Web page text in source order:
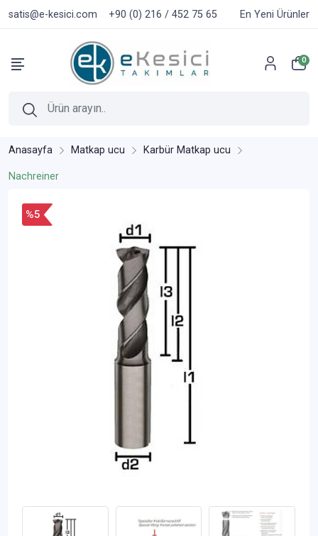
satis@e-kesici.com +90 (0) 216 / 452 75 65 En Yeni Ürünler
0
Anasayfa Matkap ucu Karbür Matkap ucu
Nachreiner
%5